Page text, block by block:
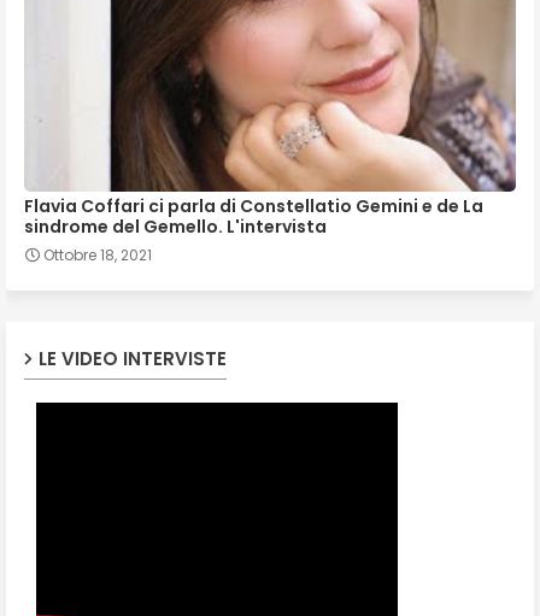
Flavia Coffari ci parla di Constellatio Gemini e de La
sindrome del Gemello. L'intervista
Ottobre 18, 2021
LE VIDEO INTERVISTE